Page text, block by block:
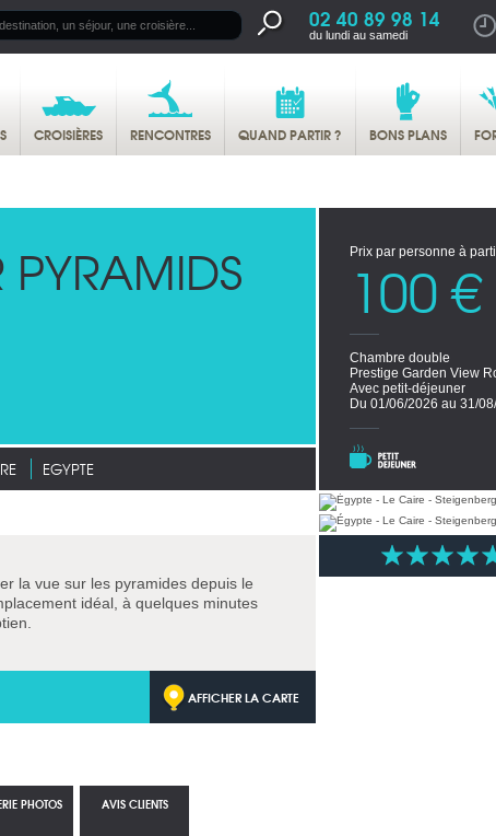
02 40 89 98 14
du lundi au samedi
CROISIÈRES RENCONTRES QUAND PARTIR ? BONS PLANS
PYRAMIDS
EGYPTE
Prix par personne à
100 €
Chambre double
Prestige Garden View
Avec petit-déjeuner
Du 01/06/2026 au 31/
la vue sur les pyramides depuis le
idéal, à quelques minutes
AFFICHER LA CARTE
PHOTOS AVIS CLIENTS